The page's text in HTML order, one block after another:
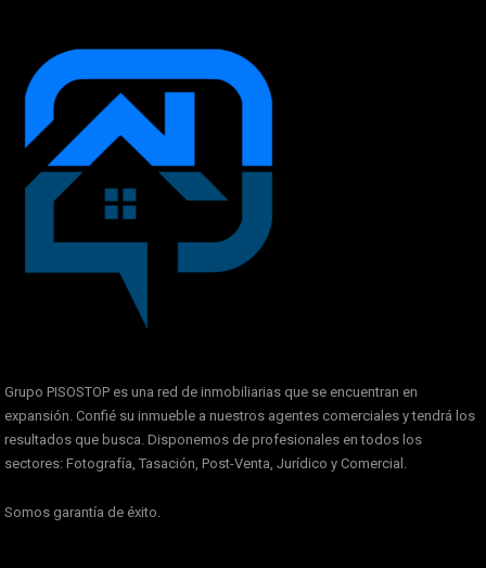
Grupo PISOSTOP es una red de inmobiliarias que se encuentran en
expansión. Confié su inmueble a nuestros agentes comerciales y tendrá los
resultados que busca. Disponemos de profesionales en todos los
sectores: Fotografía, Tasación, Post-Venta, Jurídico y Comercial.
Somos garantía de éxito.